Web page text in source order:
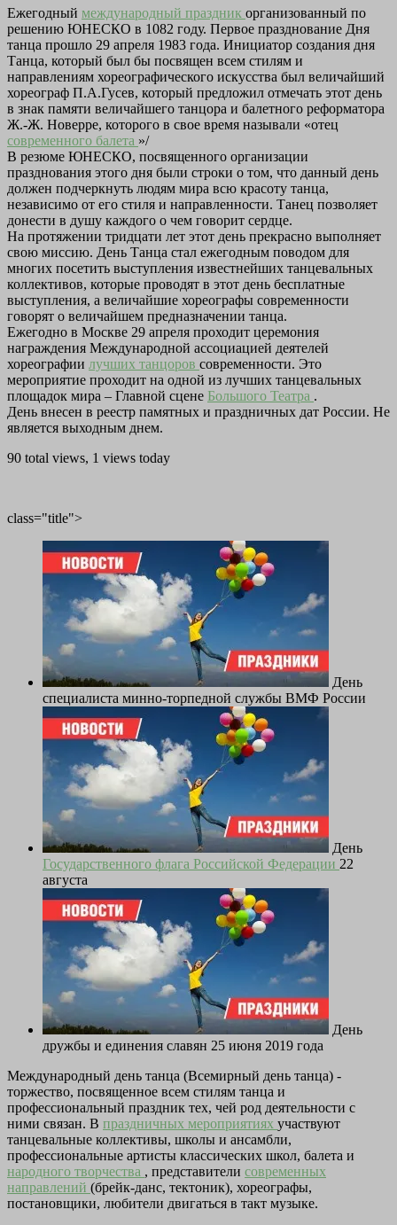
Ежегодный международный праздник организованный по
решению ЮНЕСКО в 1082 году. Первое празднование Дня
танца прошло 29 апреля 1983 года. Инициатор создания дня
Танца, который был бы посвящен всем стилям и
направлениям хореографического искусства был величайший
хореограф П.А.Гусев, который предложил отмечать этот день
в знак памяти величайшего танцора и балетного реформатора
Ж.-Ж. Новерре, которого в свое время называли «отец
современного балета »/
В резюме ЮНЕСКО, посвященного организации
празднования этого дня были строки о том, что данный день
должен подчеркнуть людям мира всю красоту танца,
независимо от его стиля и направленности. Танец позволяет
донести в душу каждого о чем говорит сердце.
На протяжении тридцати лет этот день прекрасно выполняет
свою миссию. День Танца стал ежегодным поводом для
многих посетить выступления известнейших танцевальных
коллективов, которые проводят в этот день бесплатные
выступления, а величайшие хореографы современности
говорят о величайшем предназначении танца.
Ежегодно в Москве 29 апреля проходит церемония
награждения Международной ассоциацией деятелей
хореографии лучших танцоров современности. Это
мероприятие проходит на одной из лучших танцевальных
площадок мира – Главной сцене Большого Театра .
День внесен в реестр памятных и праздничных дат России. Не
является выходным днем.
90 total views, 1 views today
class="title">
День
специалиста минно-торпедной службы ВМФ России
День
Государственного флага Российской Федерации 22
августа
День
дружбы и единения славян 25 июня 2019 года
Международный день танца (Всемирный день танца) -
торжество, посвященное всем стилям танца и
профессиональный праздник тех, чей род деятельности с
ними связан. В праздничных мероприятиях участвуют
танцевальные коллективы, школы и ансамбли,
профессиональные артисты классических школ, балета и
народного творчества , представители современных
направлений (брейк-данс, тектоник), хореографы,
постановщики, любители двигаться в такт музыке.